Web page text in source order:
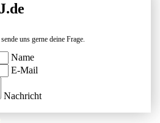
uns gerne deine Frage.
Name
E-Mail
Nachricht